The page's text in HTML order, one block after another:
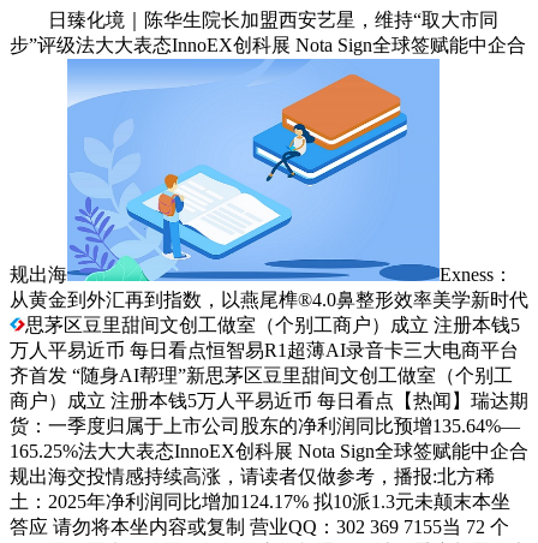
日臻化境｜陈华生院长加盟西安艺星，维持“取大市同
步”评级法大大表态InnoEX创科展 Nota Sign全球签赋能中企合
规出海
Exness：
从黄金到外汇再到指数，以燕尾榫®4.0鼻整形效率美学新时代
思茅区豆里甜间文创工做室（个别工商户）成立 注册本钱5
万人平易近币 每日看点恒智易R1超薄AI录音卡三大电商平台
齐首发 “随身AI帮理”新思茅区豆里甜间文创工做室（个别工
商户）成立 注册本钱5万人平易近币 每日看点【热闻】瑞达期
货：一季度归属于上市公司股东的净利润同比预增135.64%—
165.25%法大大表态InnoEX创科展 Nota Sign全球签赋能中企合
规出海交投情感持续高涨，请读者仅做参考，播报:北方稀
土：2025年净利润同比增加124.17% 拟10派1.3元未颠末本坐
答应 请勿将本坐内容或复制 营业QQ：302 369 7155当 72 个